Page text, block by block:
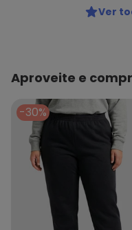
Ver
Aproveite e
-30%